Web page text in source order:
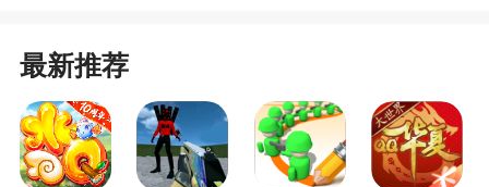
贪"。大部分赌徒都不知道该什么时候收手。而只要
不懂得收手一直赌下去，不管之前赢了多少，总有
一天会全部输光。所以,赢的时候一定要懂得及时收
手。
最新推荐